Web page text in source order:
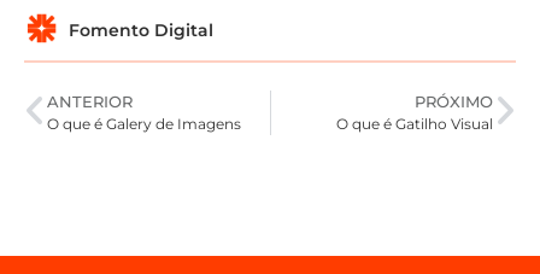
Fomento Digital
ANTERIOR
O que é Galery de Imagens
PRÓXIMO
O que é Gatilho Visual